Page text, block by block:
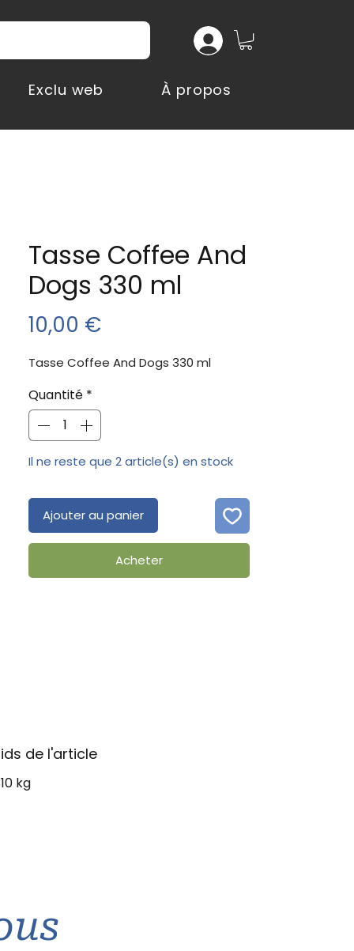
Exclu web À propos
Tasse Coffee And
Dogs 330 ml
10,00 €
Tasse Coffee And Dogs 330 ml
Quantité *
Il ne reste que 2 article(s) en stock
Ajouter au panier
Acheter
de l'article
kg